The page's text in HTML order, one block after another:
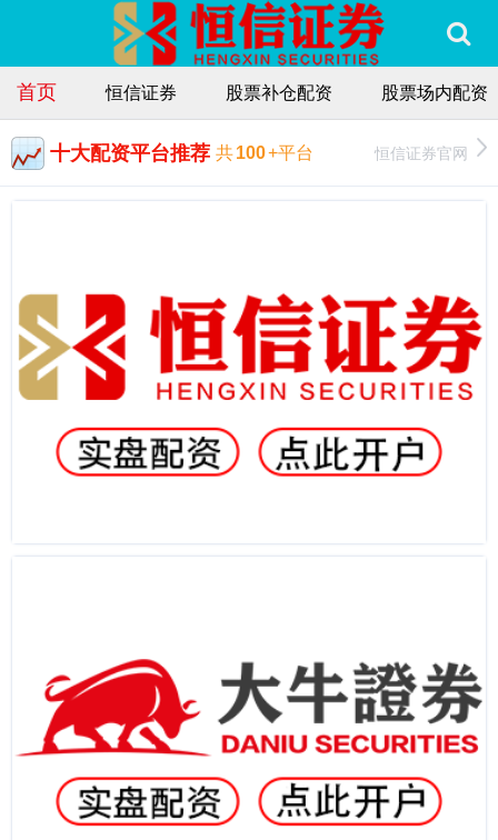
首页 恒信证券 股票补仓配资 股票场内配资
十大配资平台推荐 共100+平台 恒信证券官网